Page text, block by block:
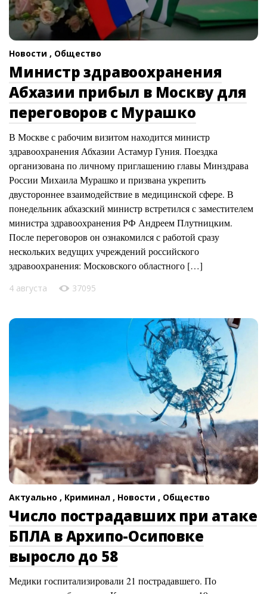
Новости , Общество
Министр здравоохранения
Абхазии прибыл в Москву для
переговоров с Мурашко
В Москве с рабочим визитом находится министр
здравоохранения Абхазии Астамур Гуния. Поездка
организована по личному приглашению главы Минздрава
России Михаила Мурашко и призвана укрепить
двустороннее взаимодействие в медицинской сфере. В
понедельник абхазский министр встретился с заместителем
министра здравоохранения РФ Андреем Плутницким.
После переговоров он ознакомился с работой сразу
нескольких ведущих учреждений российского
здравоохранения: Московского областного […]
4 августа 37095
Актуально , Криминал , Новости , Общество
Число пострадавших при атаке
БПЛА в Архипо-Осиповке
выросло до 58
Медики госпитализировали 21 пострадавшего. По